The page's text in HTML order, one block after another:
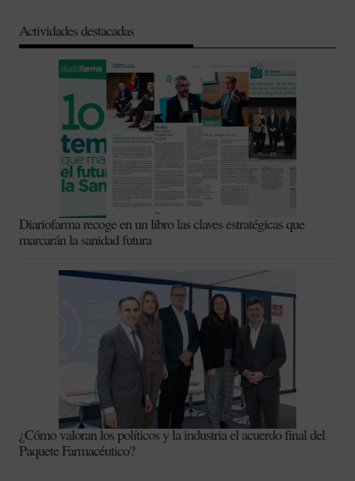
Actividades destacadas
Diariofarma recoge en un libro las claves estratégicas que
marcarán la sanidad futura
¿Cómo valoran los políticos y la industria el acuerdo final del
Paquete Farmacéutico?